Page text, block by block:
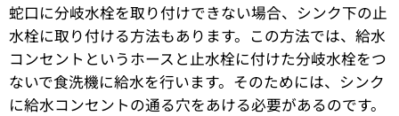
蛇口に分岐水栓を取り付けできない場合、シンク下の止
水栓に取り付ける方法もあります。この方法では、給水
コンセントというホースと止水栓に付けた分岐水栓をつ
ないで食洗機に給水を行います。そのためには、シンク
に給水コンセントの通る穴をあける必要があるのです。